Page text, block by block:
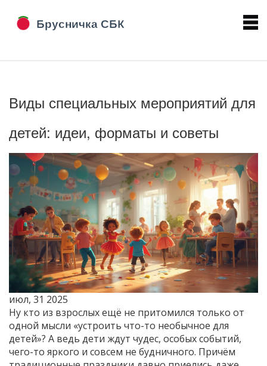
Виды специальных мероприятий для
детей: идеи, форматы и советы
июл, 31 2025
Ну кто из взрослых ещё не притомился только от
одной мысли «устроить что-то необычное для
детей»? А ведь дети ждут чудес, особых событий,
чего-то яркого и совсем не будничного. Причём